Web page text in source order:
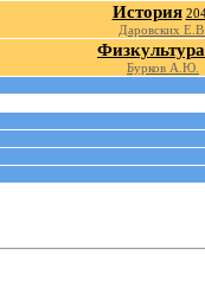
История
Даровских
Физкультура
Бурков А.Ю.